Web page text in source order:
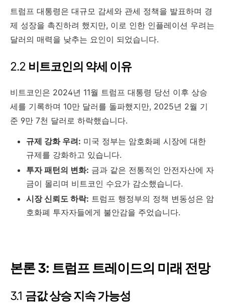
트럼프 대통령은 대규모 감세와 관세 정책을 발표하며 경
제 성장을 촉진하려 했지만, 이로 인한 인플레이션 우려는
달러의 매력을 낮추는 요인이 되었습니다.
2.2 비트코인의 약세 이유
비트코인은 2024년 11월 트럼프 대통령 당선 이후 상승
세를 기록하며 10만 달러를 돌파했지만, 2025년 2월 기
준 9만 7천 달러로 하락했습니다.
규제 강화 우려: 미국 정부는 암호화폐 시장에 대한
규제를 강화하고 있습니다.
투자 패턴의 변화: 금과 같은 전통적인 안전자산에 자
금이 몰리며 비트코인 수요가 감소했습니다.
시장 신뢰도 하락: 트럼프 행정부의 정책 변동성은 암
호화폐 투자자들에게 불안감을 주었습니다.
본론 3: 트럼프 트레이드의 미래 전망
3.1 금값 상승 지속 가능성